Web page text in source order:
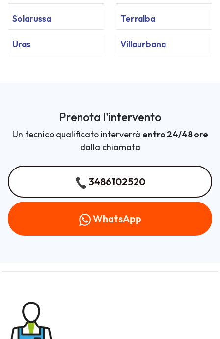
Solarussa Terralba
Uras Villaurbana
Prenota l'intervento
Un tecnico qualificato interverrà entro 24/48 ore
dalla chiamata
3486102520
WhatsApp